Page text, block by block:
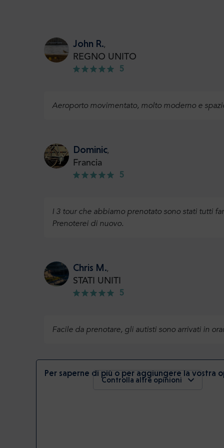
John R.,
REGNO UNITO
5
Aeroporto movimentato, molto moderno e
Dominic,
Francia
5
I 3 tour che abbiamo prenotato sono stati tutti
Prenoterei di nuovo.
Chris M.,
STATI UNITI
5
Facile da prenotare, gli autisti sono arrivati in
Per saperne di più o per aggiungere la vostra
Controlla altre opinioni